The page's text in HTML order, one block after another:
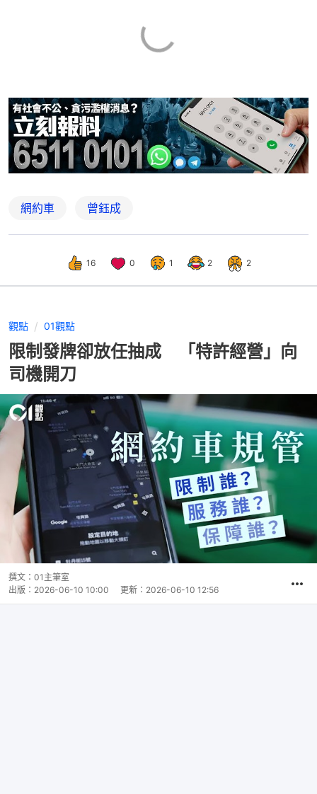
網約車 曾鈺成
16 0 1 2 2
觀點 01觀點
限制發牌卻放任抽成 「特許經營」向
司機開刀
撰文： 01主筆室
出版： 2026-06-10 10:00 更新： 2026-06-10 12:56